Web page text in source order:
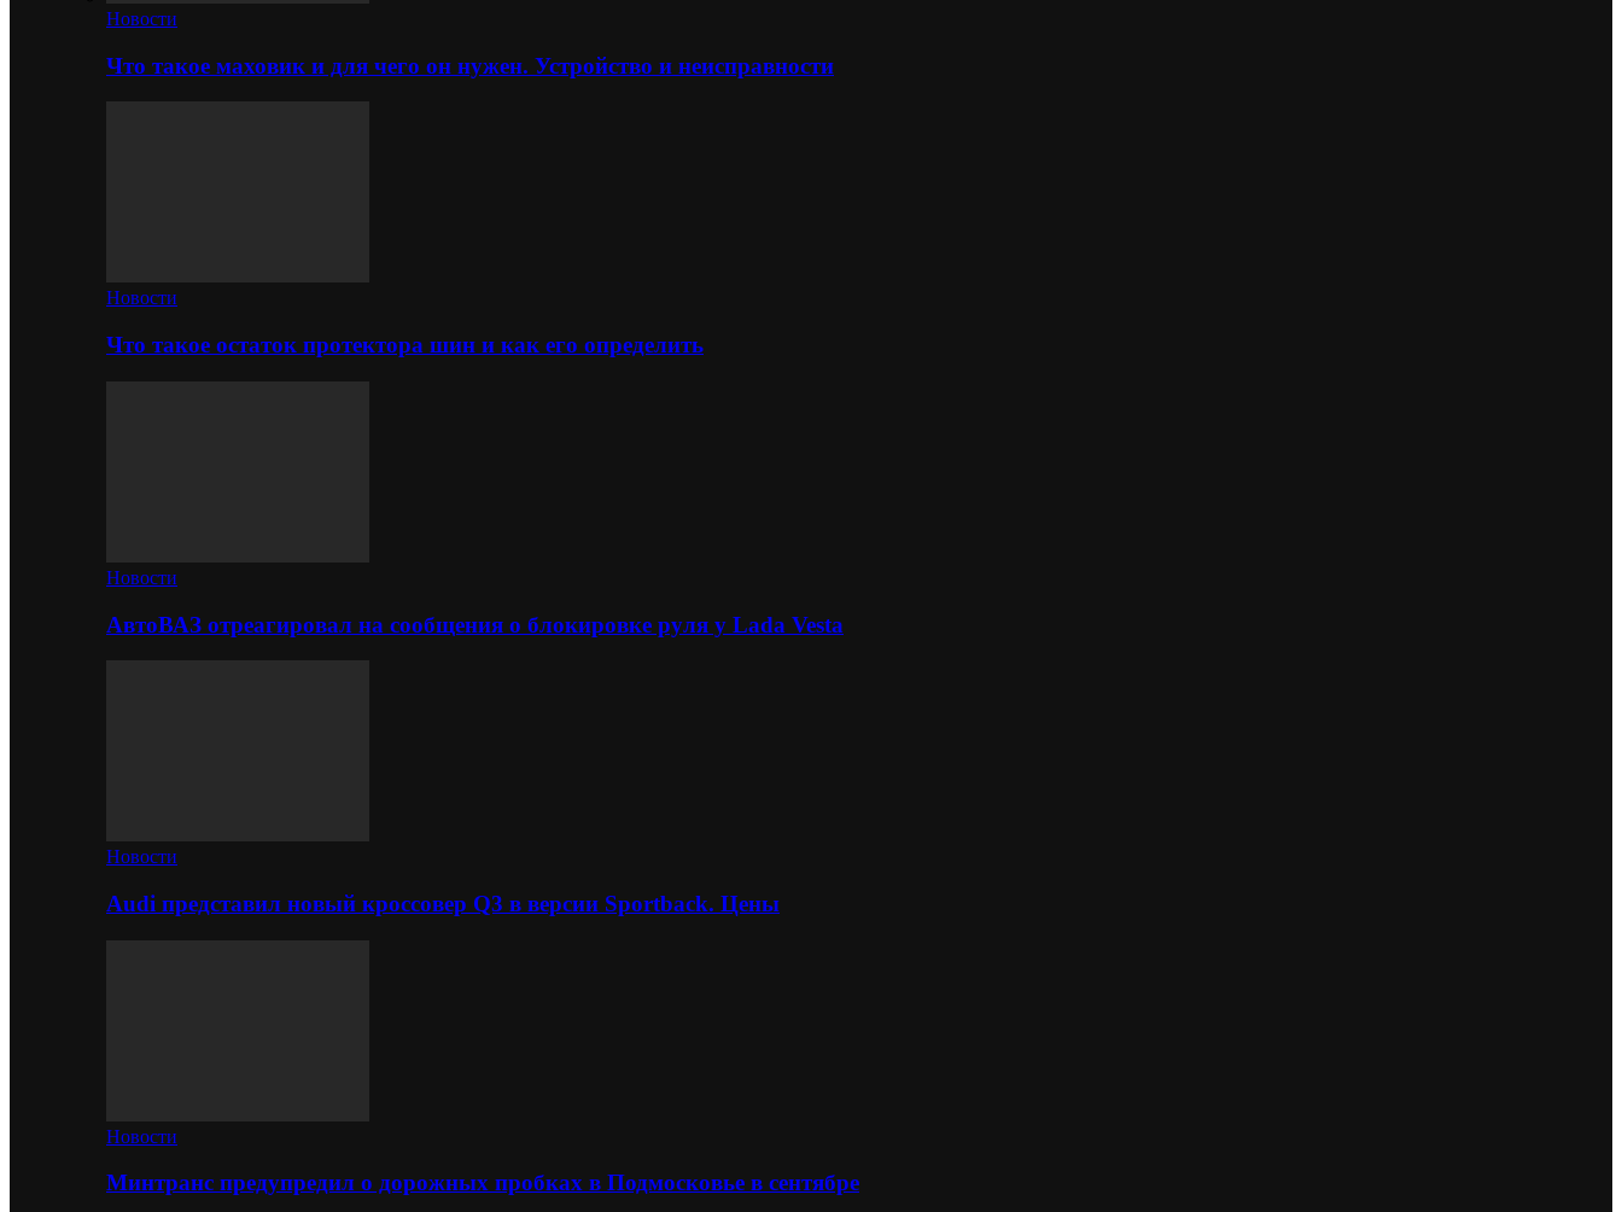
Новости
Что такое маховик и для чего он нужен. Устройство и неисправности
Новости
Что такое остаток протектора шин и как его определить
Новости
АвтоВАЗ отреагировал на сообщения о блокировке руля у Lada Vesta
Новости
Audi представил новый кроссовер Q3 в версии Sportback. Цены
Новости
Минтранс предупредил о дорожных пробках в Подмосковье в сентябре